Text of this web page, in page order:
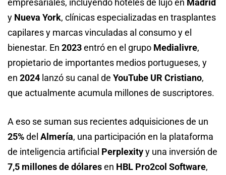
empresariales, incluyendo hoteles de lujo en Madrid
y Nueva York, clínicas especializadas en trasplantes
capilares y marcas vinculadas al consumo y el
bienestar. En 2023entró en el grupo Medialivre,
propietario de importantes medios portugueses, y
en 2024 lanzó su canal de YouTube UR Cristiano,
que actualmente acumula millones de suscriptores.
A eso se suman sus recientes adquisiciones de un
25%del Almería, una participación en la plataforma
de inteligencia artificial Perplexityy una inversión de
7,5 millones de dólaresen HBL Pro2col Software,